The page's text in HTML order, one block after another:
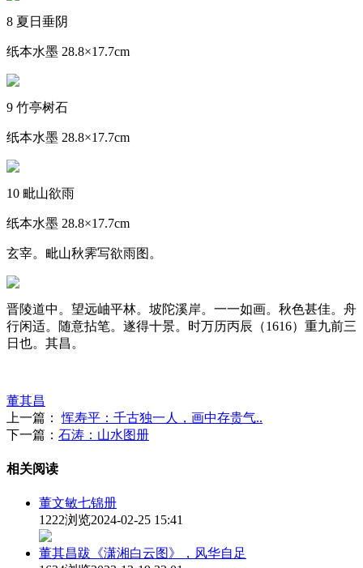
8 夏日垂阴
纸本水墨 28.8×17.7cm
9 竹亭树石
纸本水墨 28.8×17.7cm
10 毗山欲雨
纸本水墨 28.8×17.7cm
玄宰。毗山秋霁写欲雨图。
晋陵道中。望远岫平林。坡陀溪岸。一一如画。秋色甚佳。舟
行闲适。随意拈笔。遂得十景。时万历丙辰（1616）重九前三
日也。其昌。
董其昌
上一篇：
恽寿平：千古独一人，画中存贵气..
下一篇： 石涛：山水图册
相关阅读
董文敏七锦册
1222浏览2024-02-25 15:41
董其昌跋《潇湘白云图》，风华自足